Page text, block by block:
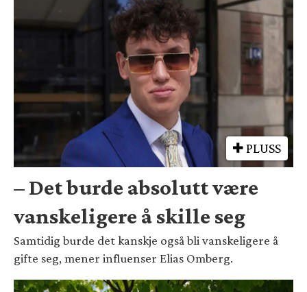
PLUSS
– Det burde absolutt være
vanskeligere å skille seg
Samtidig burde det kanskje også bli vanskeligere å
gifte seg, mener influenser Elias Omberg.